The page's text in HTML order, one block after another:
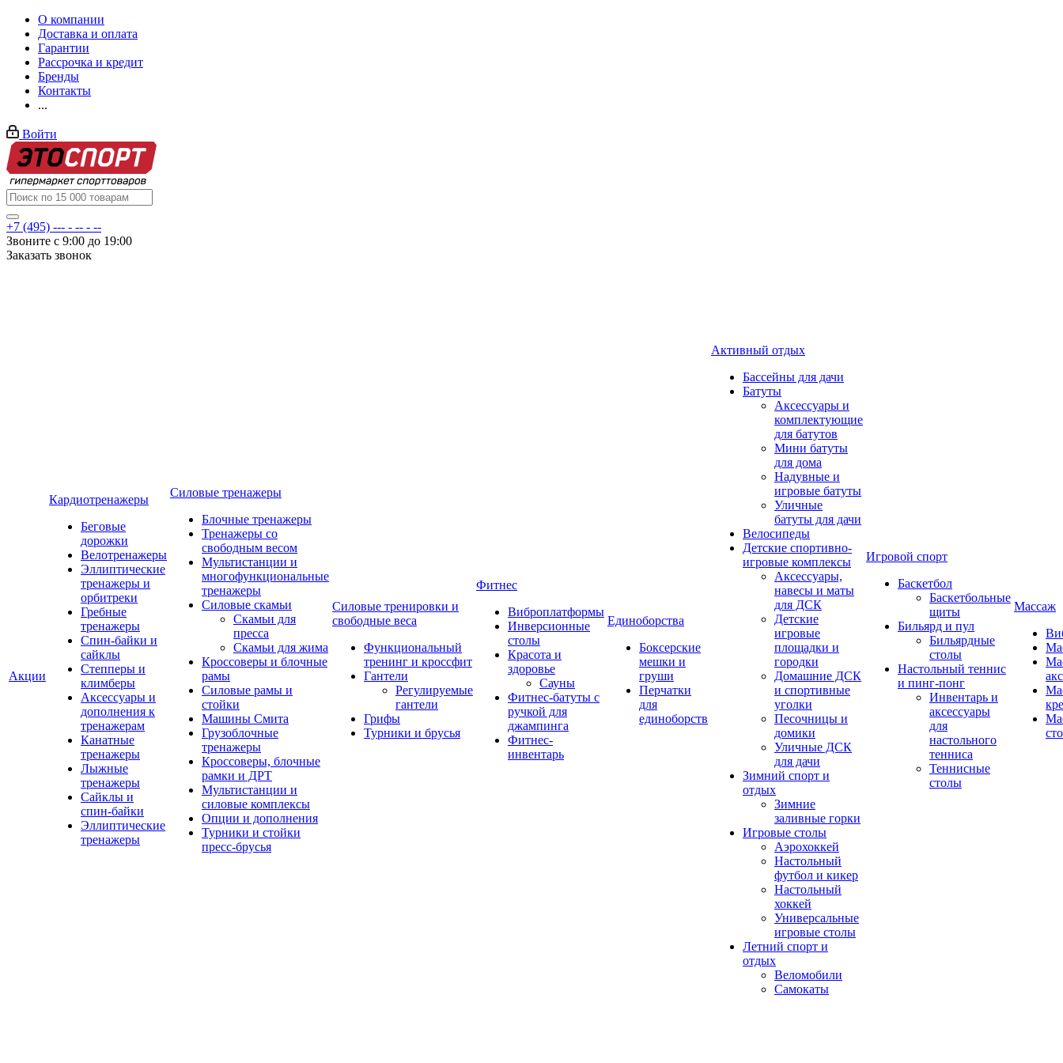
О компании
Доставка и оплата
Гарантии
Рассрочка и кредит
Бренды
Контакты
...
Войти
+7 (495) --- - -- - --
Звоните с 9:00 до 19:00
Заказать звонок
Акции
Кардиотренажеры
Беговые
дорожки
Велотренажеры
Эллиптические
тренажеры и
орбитреки
Гребные
тренажеры
Спин-байки и
сайклы
Степперы и
климберы
Аксессуары и
дополнения к
тренажерам
Канатные
тренажеры
Лыжные
тренажеры
Сайклы и
спин-байки
Эллиптические
тренажеры
Силовые тренажеры
Блочные тренажеры
Тренажеры со
свободным весом
Мультистанции и
многофункциональные
тренажеры
Силовые скамьи
Скамьи для
пресса
Скамьи для жима
Кроссоверы и блочные
рамы
Силовые рамы и
стойки
Машины Смита
Грузоблочные
тренажеры
Кроссоверы, блочные
рамки и ДРТ
Мультистанции и
силовые комплексы
Опции и дополнения
Турники и стойки
пресс-брусья
Силовые тренировки и
свободные веса
Функциональный
тренинг и кроссфит
Гантели
Регулируемые
гантели
Грифы
Турники и брусья
Фитнес
Виброплатформы
Инверсионные
столы
Красота и
здоровье
Сауны
Фитнес-батуты с
ручкой для
джампинга
Фитнес-
инвентарь
Единоборства
Боксерские
мешки и
груши
Перчатки
для
единоборств
Активный отдых
Бассейны для дачи
Батуты
Аксессуары и
комплектующие
для батутов
Мини батуты
для дома
Надувные и
игровые батуты
Уличные
батуты для дачи
Велосипеды
Детские спортивно-
игровые комплексы
Аксессуары,
навесы и маты
для ДСК
Детские
игровые
площадки и
городки
Домашние ДСК
и спортивные
уголки
Песочницы и
домики
Уличные ДСК
для дачи
Зимний спорт и
отдых
Зимние
заливные горки
Игровые столы
Аэрохоккей
Настольный
футбол и кикер
Настольный
хоккей
Универсальные
игровые столы
Летний спорт и
отдых
Веломобили
Самокаты
Игровой спорт
Баскетбол
Баскетбольные
щиты
Бильярд и пул
Бильярдные
столы
Настольный теннис
и пинг-понг
Инвентарь и
аксессуары
для
настольного
тенниса
Теннисные
столы
Массаж